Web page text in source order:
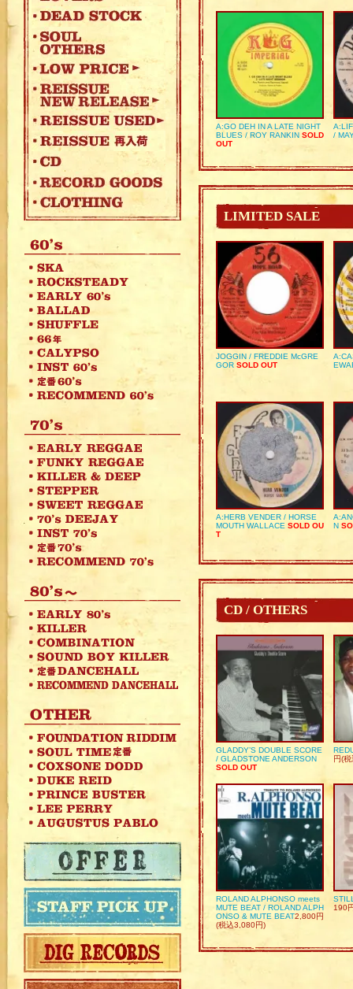
A:GO DEH IN A LATE NIGHT
BLUES / ROY RANKIN SOLD
OUT
/
LIMITED SALE
JOGGIN / FREDDIE McGRE
GOR SOLD OUT
A:HERB VENDER / HORSE
MOUTH WALLACE SOLD OU
T
N
CD / OTHERS
GLADDY’S DOUBLE SCORE
/ GLADSTONE ANDERSON
SOLD OUT
円(
ROLAND ALPHONSO meets
MUTE BEAT / ROLAND ALPH
ONSO & MUTE BEAT2,800円
(税込3,080円)
190